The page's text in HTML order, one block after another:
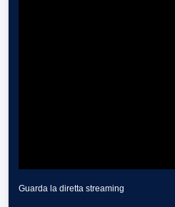
Guarda la diretta streaming